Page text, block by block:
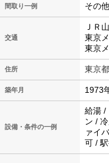
間取り一例 その他
交通
ＪＲ
東京
東京
住所 東京
築年月 1973
設備・条件の一例
給湯 /
ン /
ァイ
可 /